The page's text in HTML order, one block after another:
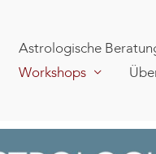
Astrologische
Workshops